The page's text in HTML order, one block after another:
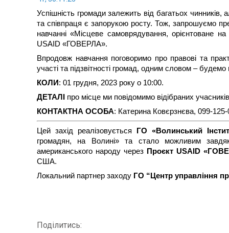
Успішність громади залежить від багатьох
та співпраця є запорукою росту. Тож, запрошуємо
навчанні «Місцеве самоврядування, орієнтоване
USAID «ГОВЕРЛА».
Впродовж навчання поговоримо про правові та
участі та підзвітності громад, одним словом – будемо
КОЛИ : 01 грудня, 2023 року о 10:00.
ДЕТАЛІ про місце ми повідомимо відібраних
КОНТАКТНА ОСОБА: Катерина Ковєрзнєва, 099-125-
Цей захід реалізовується ГО «Волинський
громадян, на Волині» та стало можливим
американського народу через Проєкт USAID
США.
Локальний партнер заходу ГО “Центр управління
Поділитись: